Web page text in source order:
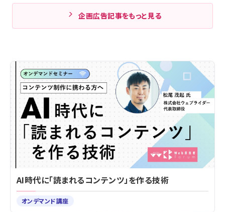
企画広告記事をもっと見る
AI時代に「読まれるコンテンツ」を作る技術
オンデマンド講座